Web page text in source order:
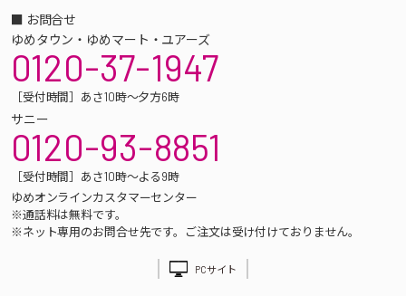
■ お問合せ
ゆめタウン・ゆめマート・ユアーズ
0120-37-1947
［受付時間］あさ10時～夕方6時
サニー
0120-93-8851
［受付時間］あさ10時～よる9時
ゆめオンラインカスタマーセンター
※通話料は無料です。
※ネット専用のお問合せ先です。ご注文は受け付けておりません。
PCサイト